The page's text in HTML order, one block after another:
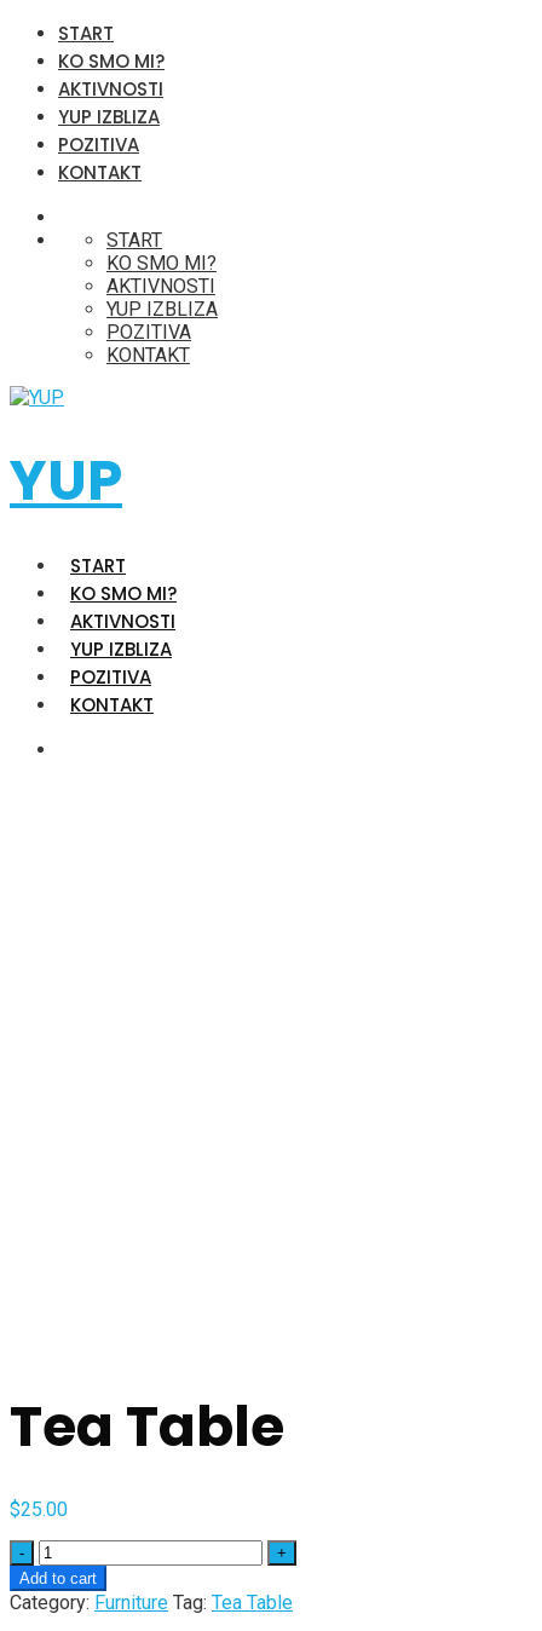
START
KO SMO MI?
AKTIVNOSTI
YUP IZBLIZA
POZITIVA
KONTAKT
START
KO SMO MI?
AKTIVNOSTI
YUP IZBLIZA
POZITIVA
KONTAKT
YUP
START
KO SMO MI?
AKTIVNOSTI
YUP IZBLIZA
POZITIVA
KONTAKT
Tea Table
$25.00
Quantity
Add to cart
Category: Furniture Tag: Tea Table